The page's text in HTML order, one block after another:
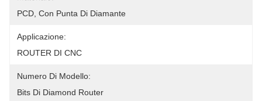
PCD, Con Punta Di Diamante
Applicazione:
ROUTER DI CNC
Numero Di Modello:
Bits Di Diamond Router